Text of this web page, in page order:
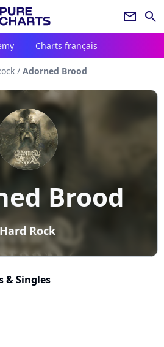
newsletter search
Charts français
/ Adorned Brood
Brood
Hard Rock
& Singles